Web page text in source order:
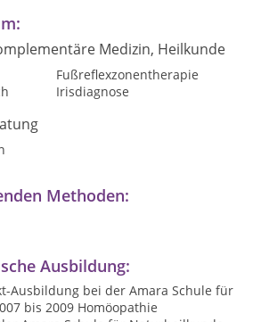
Medizin, Heilkunde
Fußreflexzonentherapie
Irisdiagnose
Methoden:
Ausbildung:
Ausbildung bei der Amara Schule für
bis 2009 Homöopathie